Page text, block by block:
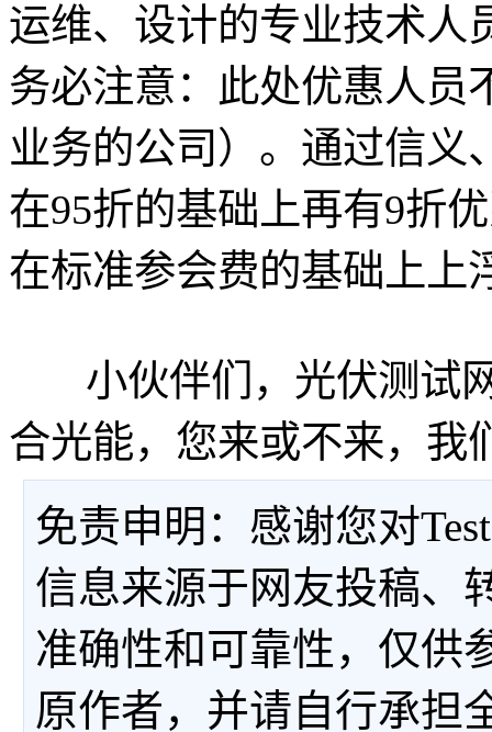
运维、设计的专业技术人
务必注意：此处优惠人员
业务的公司）。通过信义
在95折的基础上再有9折
在标准参会费的基础上上
小伙伴们，光伏测试网
合光能，您来或不来，我
免责申明：感谢您对
信息来源于网友投稿、
准确性和可靠性，仅供
原作者，并请自行承担